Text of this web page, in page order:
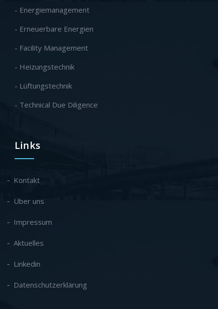
- Energiemanagement
- Erneuerbare Energien
- Facility Management
- Heizungstechnik
- Lüftungstechnik
- Technical Due Diligence
Links
Kontakt
Über uns
Impressum
Aktuelles
Linkedin
Datenschutzerklärung